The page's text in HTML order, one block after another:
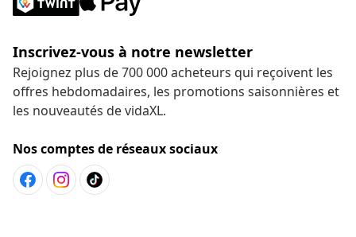
Inscrivez-vous à notre newsletter
Rejoignez plus de 700 000 acheteurs qui reçoivent les
offres hebdomadaires, les promotions saisonnières et
les nouveautés de vidaXL.
Nos comptes de réseaux sociaux